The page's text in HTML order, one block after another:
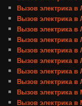
Вызов электрика в
Вызов электрика в
Вызов электрика в
Вызов электрика в
Вызов электрика в
Вызов электрика в
Вызов электрика в
Вызов электрика
Вызов электрика
Вызов электрика в